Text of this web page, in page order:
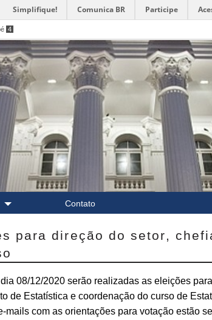
Simplifique! Comunica BR Participe
4
Contato
para direção do setor,
08/12/2020 serão realizadas as eleições
de Estatística e coordenação do curso de
mails com as orientações para votação estão